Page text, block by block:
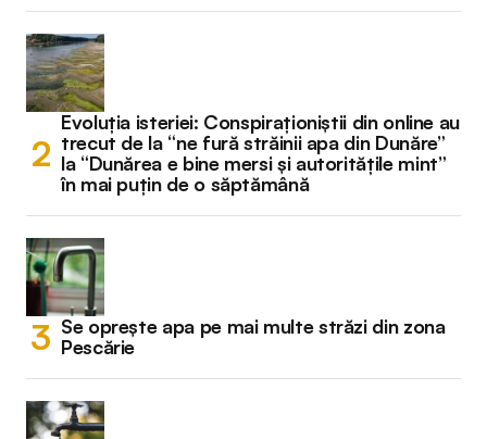
Evoluția isteriei: Conspiraționiștii din online au
trecut de la “ne fură străinii apa din Dunăre”
la “Dunărea e bine mersi și autoritățile mint”
în mai puțin de o săptămână
Se oprește apa pe mai multe străzi din zona
Pescărie